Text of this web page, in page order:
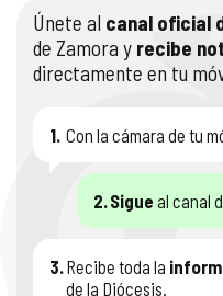
Únete al canal oficial
de Zamora y recibe
directamente en tu
1. Con la cámara de tu
2.Sigue al canal
3.Recibe toda la
de la Diócesis.
COMPLIANCE
RENDICIÓN CUENTAS
PREGUNTAS FRECUENTES
PASTORAL SAMARITANA
VIDA CONSAGRADA
IMÁGENES